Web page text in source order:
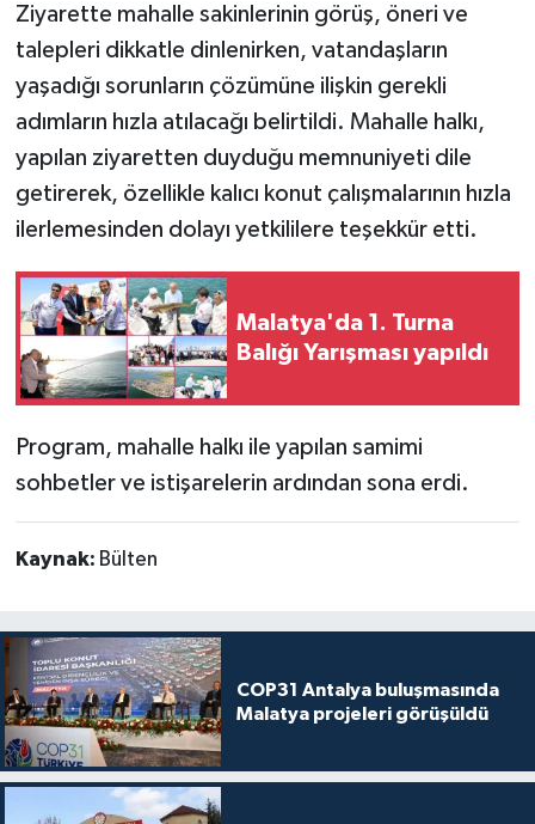
Ziyarette mahalle sakinlerinin görüş, öneri ve
talepleri dikkatle dinlenirken, vatandaşların
yaşadığı sorunların çözümüne ilişkin gerekli
adımların hızla atılacağı belirtildi. Mahalle halkı,
yapılan ziyaretten duyduğu memnuniyeti dile
getirerek, özellikle kalıcı konut çalışmalarının hızla
ilerlemesinden dolayı yetkililere teşekkür etti.
Malatya'da 1. Turna
Balığı Yarışması yapıldı
Program, mahalle halkı ile yapılan samimi
sohbetler ve istişarelerin ardından sona erdi.
Kaynak: Bülten
COP31 Antalya buluşmasında
Malatya projeleri görüşüldü